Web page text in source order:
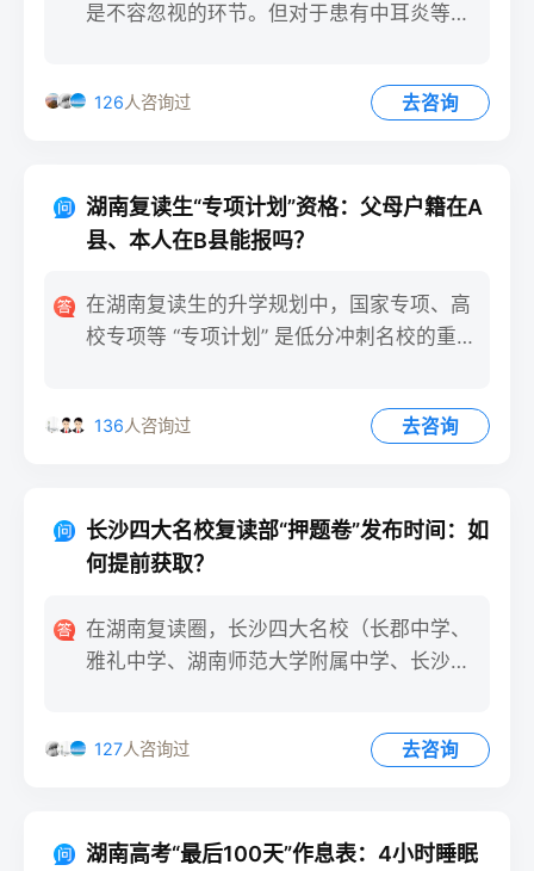
是不容忽视的环节。但对于患有中耳炎等听
126人咨询过 去咨询
湖南复读生“专项计划”资格：父母户籍在A
县、本人在B县能报吗？
在湖南复读生的升学规划中，国家专项、高
校专项等 “专项计划” 是低分冲刺名校的重要
136人咨询过 去咨询
长沙四大名校复读部“押题卷”发布时间：如
何提前获取？
在湖南复读圈，长沙四大名校（长郡中学、
雅礼中学、湖南师范大学附属中学、长沙市
127人咨询过 去咨询
湖南高考“最后100天”作息表：4小时睡眠